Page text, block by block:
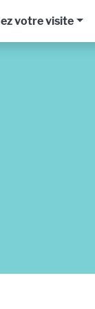
votre visite